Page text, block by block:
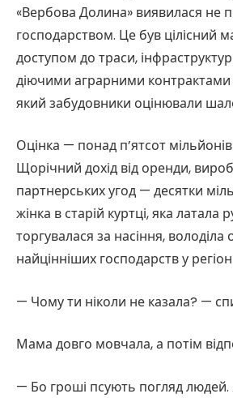
«Вербова Долина» виявилася не
господарством. Це був цілісний
доступом до траси,
діючими аграрними контрактами
який забудовники оцінювали
Оцінка — понад п’ятсот
Щорічний дохід від оренди,
партнерських угод — десятки
жінка в старій куртці, яка латала
торгувалася за насіння, володіла
найцінніших господарств у
— Чому ти ніколи не казала? —
Мама довго мовчала, а потім
— Бо гроші псують погляд людей.